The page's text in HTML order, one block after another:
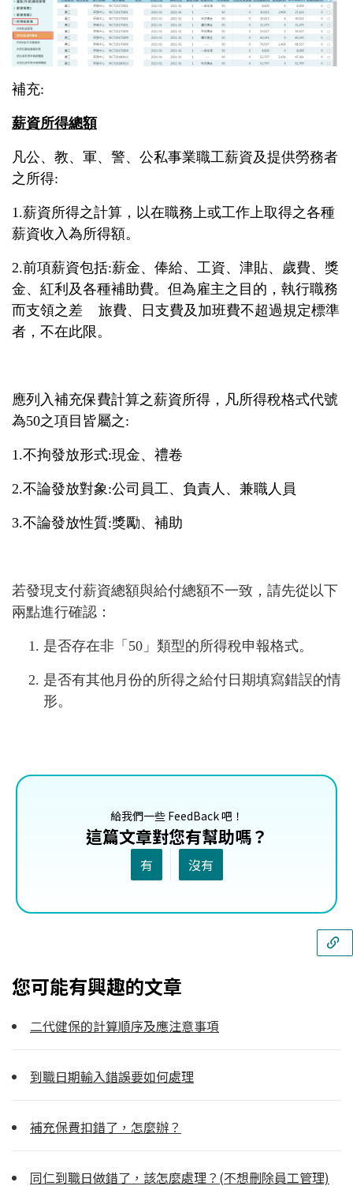
補充:
薪資所得總額
凡公、教、軍、警、公私事業職工薪資及提供勞務者
之所得:
1.薪資所得之計算，以在職務上或工作上取得之各種
薪資收入為所得額。
2.前項薪資包括:薪金、俸給、工資、津貼、歲費、獎
金、紅利及各種補助費。但為雇主之目的，執行職務
而支領之差 旅費、日支費及加班費不超過規定標準
者，不在此限。
應列入補充保費計算之薪資所得，凡所得稅格式代號
為50之項目皆屬之:
1.不拘發放形式:現金、禮卷
2.不論發放對象:公司員工、負責人、兼職人員
3.不論發放性質:獎勵、補助
若發現支付薪資總額與給付總額不一致，請先從以下
兩點進行確認：
是否存在非「50」類型的所得稅申報格式。
是否有其他月份的所得之給付日期填寫錯誤的情
形。
給我們一些 FeedBack 吧！
這篇文章對您有幫助嗎？
有 沒有
您可能有興趣的文章
二代健保的計算順序及應注意事項
到職日期輸入錯誤要如何處理
補充保費扣錯了，怎麼辦？
同仁到職日做錯了，該怎麼處理？(不想刪除員工管理)